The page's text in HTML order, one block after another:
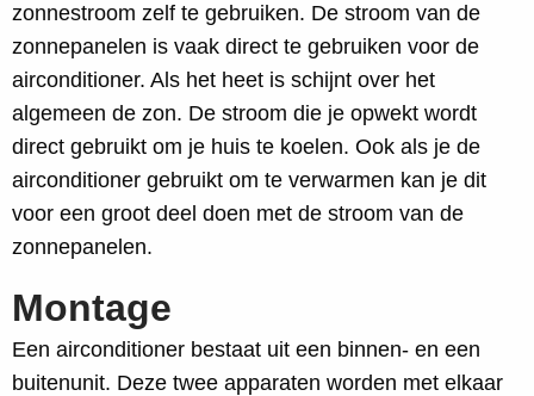
zonnestroom zelf te gebruiken. De stroom van de
zonnepanelen is vaak direct te gebruiken voor de
airconditioner. Als het heet is schijnt over het
algemeen de zon. De stroom die je opwekt wordt
direct gebruikt om je huis te koelen. Ook als je de
airconditioner gebruikt om te verwarmen kan je dit
voor een groot deel doen met de stroom van de
zonnepanelen.
Montage
Een airconditioner bestaat uit een binnen- en een
buitenunit. Deze twee apparaten worden met elkaar